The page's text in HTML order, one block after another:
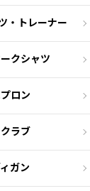
・トレーナー
クシャツ
ロン
ラブ
ガン